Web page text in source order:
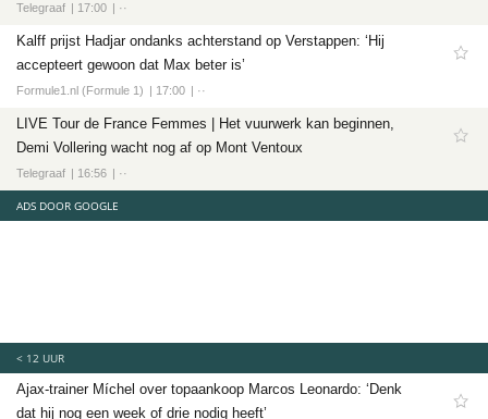
Telegraaf 17:00 ··
Kalff prijst Hadjar ondanks achterstand op Verstappen: ‘Hij
accepteert gewoon dat Max beter is’
Formule1.nl (Formule 1) 17:00 ··
LIVE Tour de France Femmes | Het vuurwerk kan beginnen,
Demi Vollering wacht nog af op Mont Ventoux
Telegraaf 16:56 ··
ADS DOOR GOOGLE
< 12 UUR
Ajax-trainer Míchel over topaankoop Marcos Leonardo: ‘Denk
dat hij nog een week of drie nodig heeft’